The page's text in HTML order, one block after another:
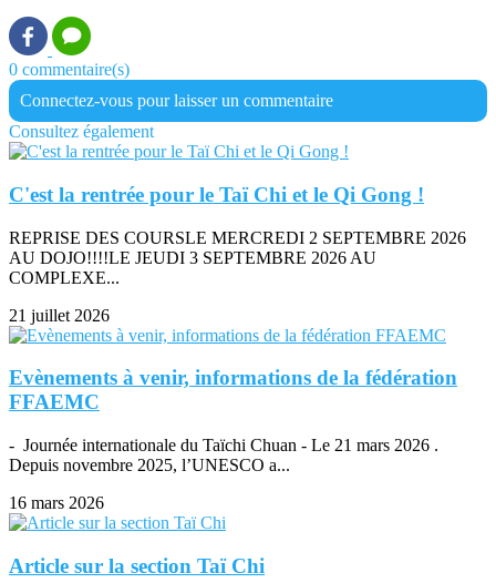
0 commentaire(s)
Connectez-vous pour laisser un commentaire
Consultez également
C'est la rentrée pour le Taï Chi et le Qi Gong !
REPRISE DES COURSLE MERCREDI 2 SEPTEMBRE 2026
AU DOJO!!!!LE JEUDI 3 SEPTEMBRE 2026 AU
COMPLEXE...
21 juillet 2026
Evènements à venir, informations de la fédération
FFAEMC
- Journée internationale du Taïchi Chuan - Le 21 mars 2026 .
Depuis novembre 2025, l’UNESCO a...
16 mars 2026
Article sur la section Taï Chi